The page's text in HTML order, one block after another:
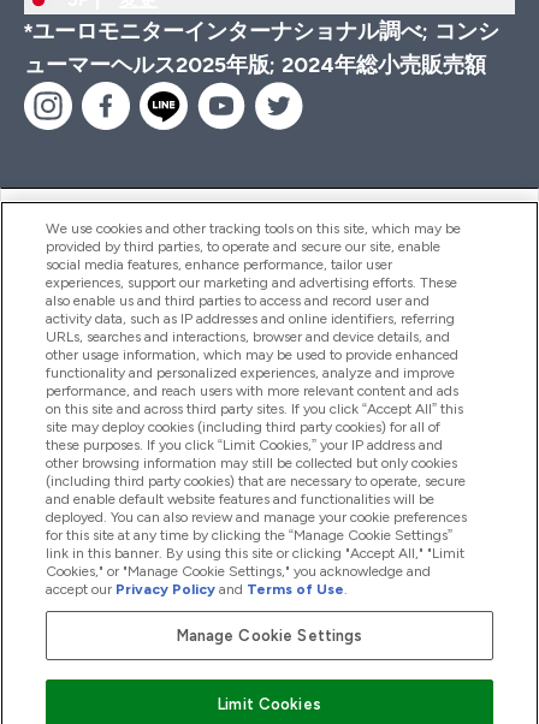
*ユーロモニターインターナショナル調べ; コンシ
ューマーヘルス2025年版; 2024年総小売販売額
ヘルプ＆ガイド
商品について
会社概要
特典＆ポイント
2026 The Hut.com Ltd
Pay with
We use cookies and other tracking tools on this site, which may be
provided by third parties, to operate and secure our site, enable
social media features, enhance performance, tailor user
experiences, support our marketing and advertising efforts. These
also enable us and third parties to access and record user and
activity data, such as IP addresses and online identifiers, referring
URLs, searches and interactions, browser and device details, and
other usage information, which may be used to provide enhanced
functionality and personalized experiences, analyze and improve
performance, and reach users with more relevant content and ads
on this site and across third party sites. If you click “Accept All” this
site may deploy cookies (including third party cookies) for all of
these purposes. If you click “Limit Cookies,” your IP address and
other browsing information may still be collected but only cookies
(including third party cookies) that are necessary to operate, secure
and enable default website features and functionalities will be
deployed. You can also review and manage your cookie preferences
for this site at any time by clicking the “Manage Cookie Settings”
link in this banner. By using this site or clicking "Accept All," "Limit
Cookies," or "Manage Cookie Settings," you acknowledge and
accept our Privacy Policy and Terms of Use.
Manage Cookie Settings
Limit Cookies